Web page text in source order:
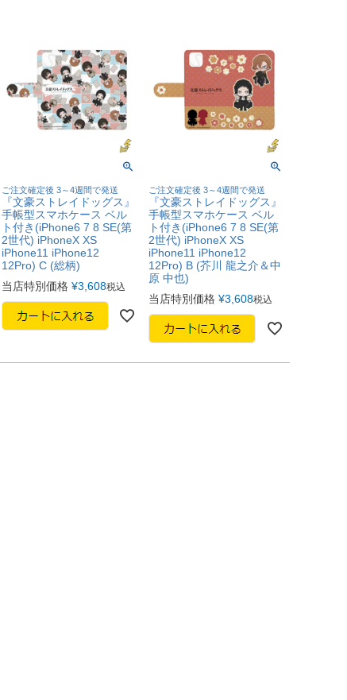
ご注文確定後 3～4週間で発送
『文豪ストレイドッグス』
手帳型スマホケース ベル
ト付き(iPhone6 7 8 SE(第
2世代) iPhoneX XS
iPhone11 iPhone12
12Pro) C (総柄)
当店特別価格 ¥3,608税込
ご注文確定後 3～4週間で発送
『文豪ストレイドッグス』
手帳型スマホケース ベル
ト付き(iPhone6 7 8 SE(第
2世代) iPhoneX XS
iPhone11 iPhone12
12Pro) B (芥川 龍之介＆中
原 中也)
当店特別価格 ¥3,608税込